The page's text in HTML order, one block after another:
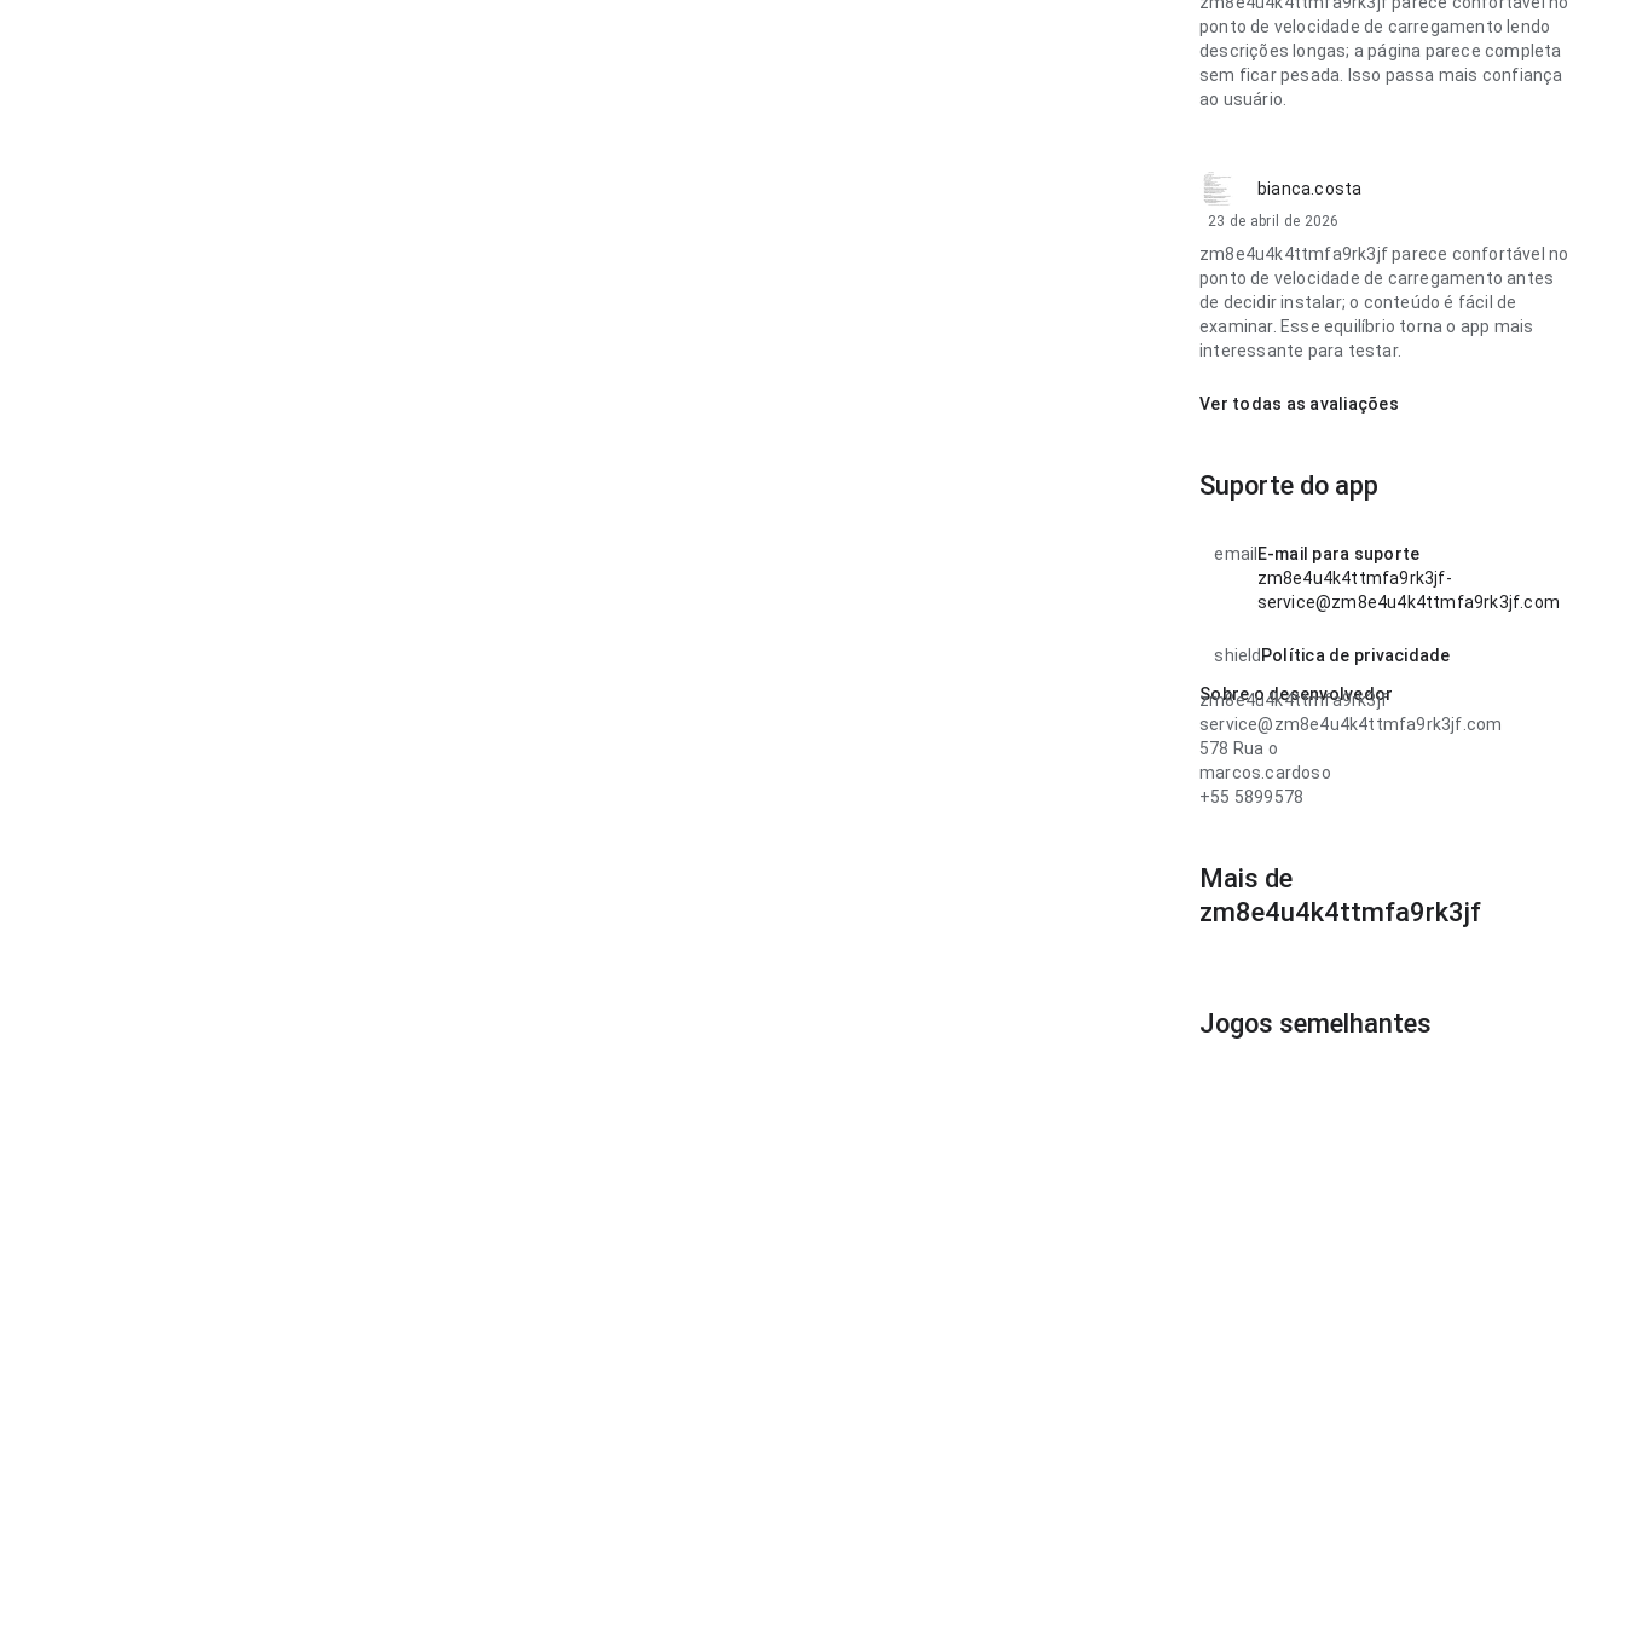
ponto de velocidade de carregamento lendo
descrições longas; a página parece completa
sem ficar pesada. Isso passa mais confiança
ao usuário.
bianca.costa
23 de abril de 2026
zm8e4u4k4ttmfa9rk3jf parece confortável no
ponto de velocidade de carregamento antes
de decidir instalar; o conteúdo é fácil de
examinar. Esse equilíbrio torna o app mais
interessante para testar.
Ver todas as avaliações
Suporte do app
email E-mail para suporte
zm8e4u4k4ttmfa9rk3jf-
service@zm8e4u4k4ttmfa9rk3jf.com
shield Política de privacidade
Sobre o desenvolvedor
zm8e4u4k4ttmfa9rk3jf
service@zm8e4u4k4ttmfa9rk3jf.com
578 Rua o
marcos.cardoso
+55 5899578
Mais de
zm8e4u4k4ttmfa9rk3jf
Jogos semelhantes